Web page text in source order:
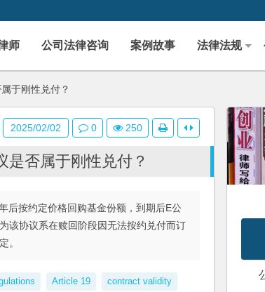
师 公司法律咨询 案例故事 法律法规
于刚性兑付？
否属于刚性兑付？
后按约定价格回购基金份额，到期后E公
该协议系在赎回阶段因无法按约兑付而订
。
Article 19
contract validity
2025/02/02 0 250